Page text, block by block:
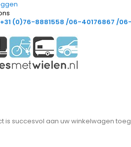
+31 (0)76-8881558 /06-40176867 /
is succesvol aan uw winkelwagen